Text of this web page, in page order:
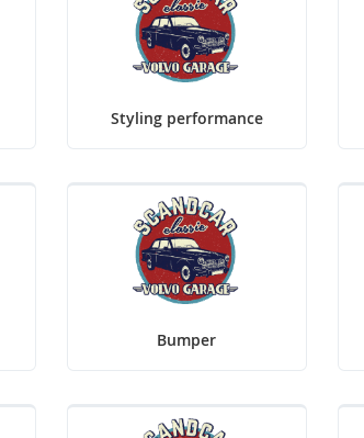
Styling performance
Bumper